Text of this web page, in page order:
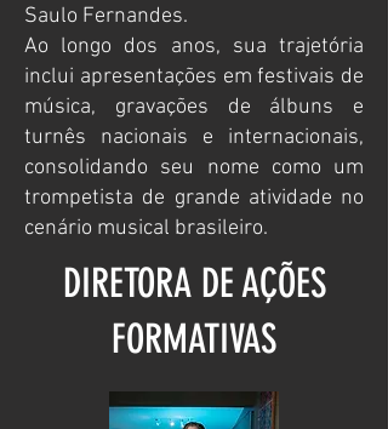
Saulo Fernandes.
Ao longo dos anos, sua trajetória
inclui apresentações em festivais de
música, gravações de álbuns e
turnês nacionais e internacionais,
consolidando seu nome como um
trompetista de grande atividade no
cenário musical brasileiro.
DIRETORA DE AÇÕES
FORMATIVAS